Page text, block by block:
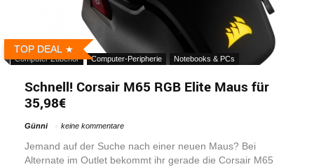
TOP DEAL
Computer Zubehör Computer-Peripherie Notebooks & PCs
Schnell! Corsair M65 RGB Elite Maus für
35,98€
Günni keine kommentare
Jemand auf der Suche nach einer neuen Maus? Bei
Alternate im Outlet bekommt ihr gerade die Corsair M65